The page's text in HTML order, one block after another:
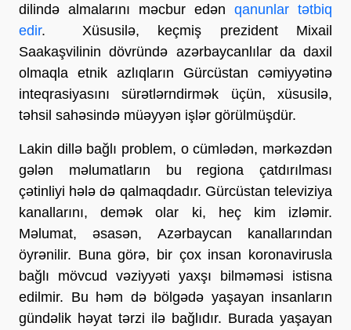
dilində almalarını məcbur edən qanunlar tətbiq
edir. Xüsusilə, keçmiş prezident Mixail
Saakaşvilinin dövründə azərbaycanlılar da daxil
olmaqla etnik azlıqların Gürcüstan cəmiyyətinə
inteqrasiyasını sürətlərndirmək üçün, xüsusilə,
təhsil sahəsində müəyyən işlər görülmüşdür.
Lakin dillə bağlı problem, o cümlədən, mərkəzdən
gələn məlumatların bu regiona çatdırılması
çətinliyi hələ də qalmaqdadır. Gürcüstan televiziya
kanallarını, demək olar ki, heç kim izləmir.
Məlumat, əsasən, Azərbaycan kanallarından
öyrənilir. Buna görə, bir çox insan koronavirusla
bağlı mövcud vəziyyəti yaxşı bilməməsi istisna
edilmir. Bu həm də bölgədə yaşayan insanların
gündəlik həyat tərzi ilə bağlıdır. Burada yaşayan